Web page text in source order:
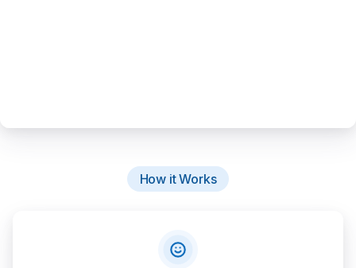
How it Works